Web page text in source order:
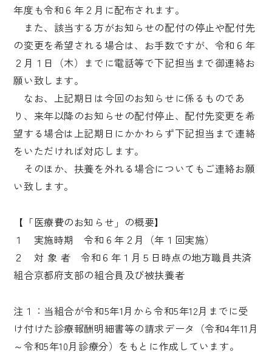
年度も令和６年２月に配布されます。
また、該当する方がお知らせの配付の停止や配付先
の変更を希望される場合は、お手数ですが、令和６年
２月１日（木）までに電話等で下記担当まで御連絡お
願い致します。
なお、上記期日は今回のお知らせに係るものであ
り、来年以降のお知らせの配付停止、配付先変更を希
望する場合は上記期日にかかわらず下記担当まで連絡
をいただければ対応します。
そのほか、扶養を外れる場合についてもご連絡お願
い致します。
【「医療費のお知らせ」の概要】
１ 実施時期 令和６年２月（年１回実施）
２ 対 象 者 令和６年１月５日時点の地方職員共済
組合京都府支部の組合員及び被扶養者
注１：当組合が令和5年1月から令和5年12月までに受
け付けた診療報酬明細書等の請求データ（令和4年11月
～令和5年10月診療分）をもとに作成しています。